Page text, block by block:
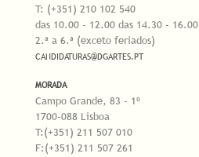
T: (+351) 210 102 540
das 10.00 - 12.00 das 14.30 - 16.00
2.ª a 6.ª (exceto feriados)
CANDIDATURAS@DGARTES.PT
MORADA
Campo Grande, 83 - 1º
1700-088 Lisboa
T:(+351) 211 507 010
F:(+351) 211 507 261